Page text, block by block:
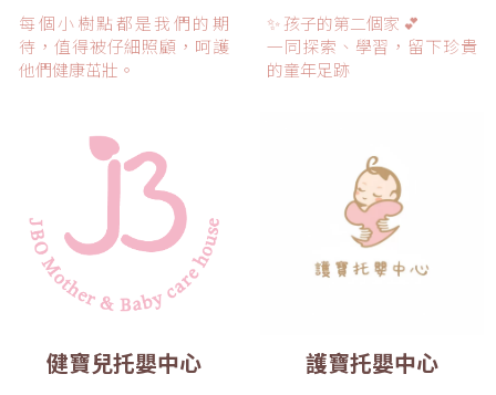
每個小樹點都是我們的期
待，值得被仔細照顧，呵護
他們健康茁壯。
✨ 孩子的第二個家 💕
一同探索、學習，留下珍貴
的童年足跡
健寶兒托嬰中心 護寶托嬰中心